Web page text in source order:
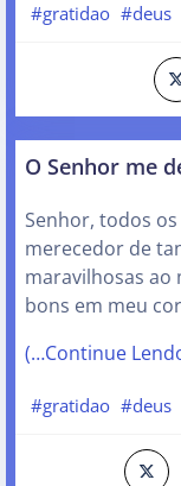
#gratidao #deus
O Senhor me
Senhor, todos
merecedor de
maravilhosas
bons em meu
(…Continue
#gratidao #deus